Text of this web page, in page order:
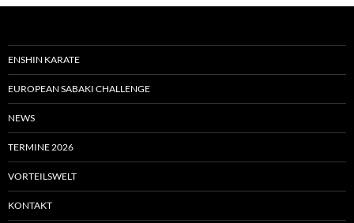
ENSHIN KARATE
EUROPEAN SABAKI CHALLENGE
NEWS
TERMINE 2026
VORTEILSWELT
KONTAKT